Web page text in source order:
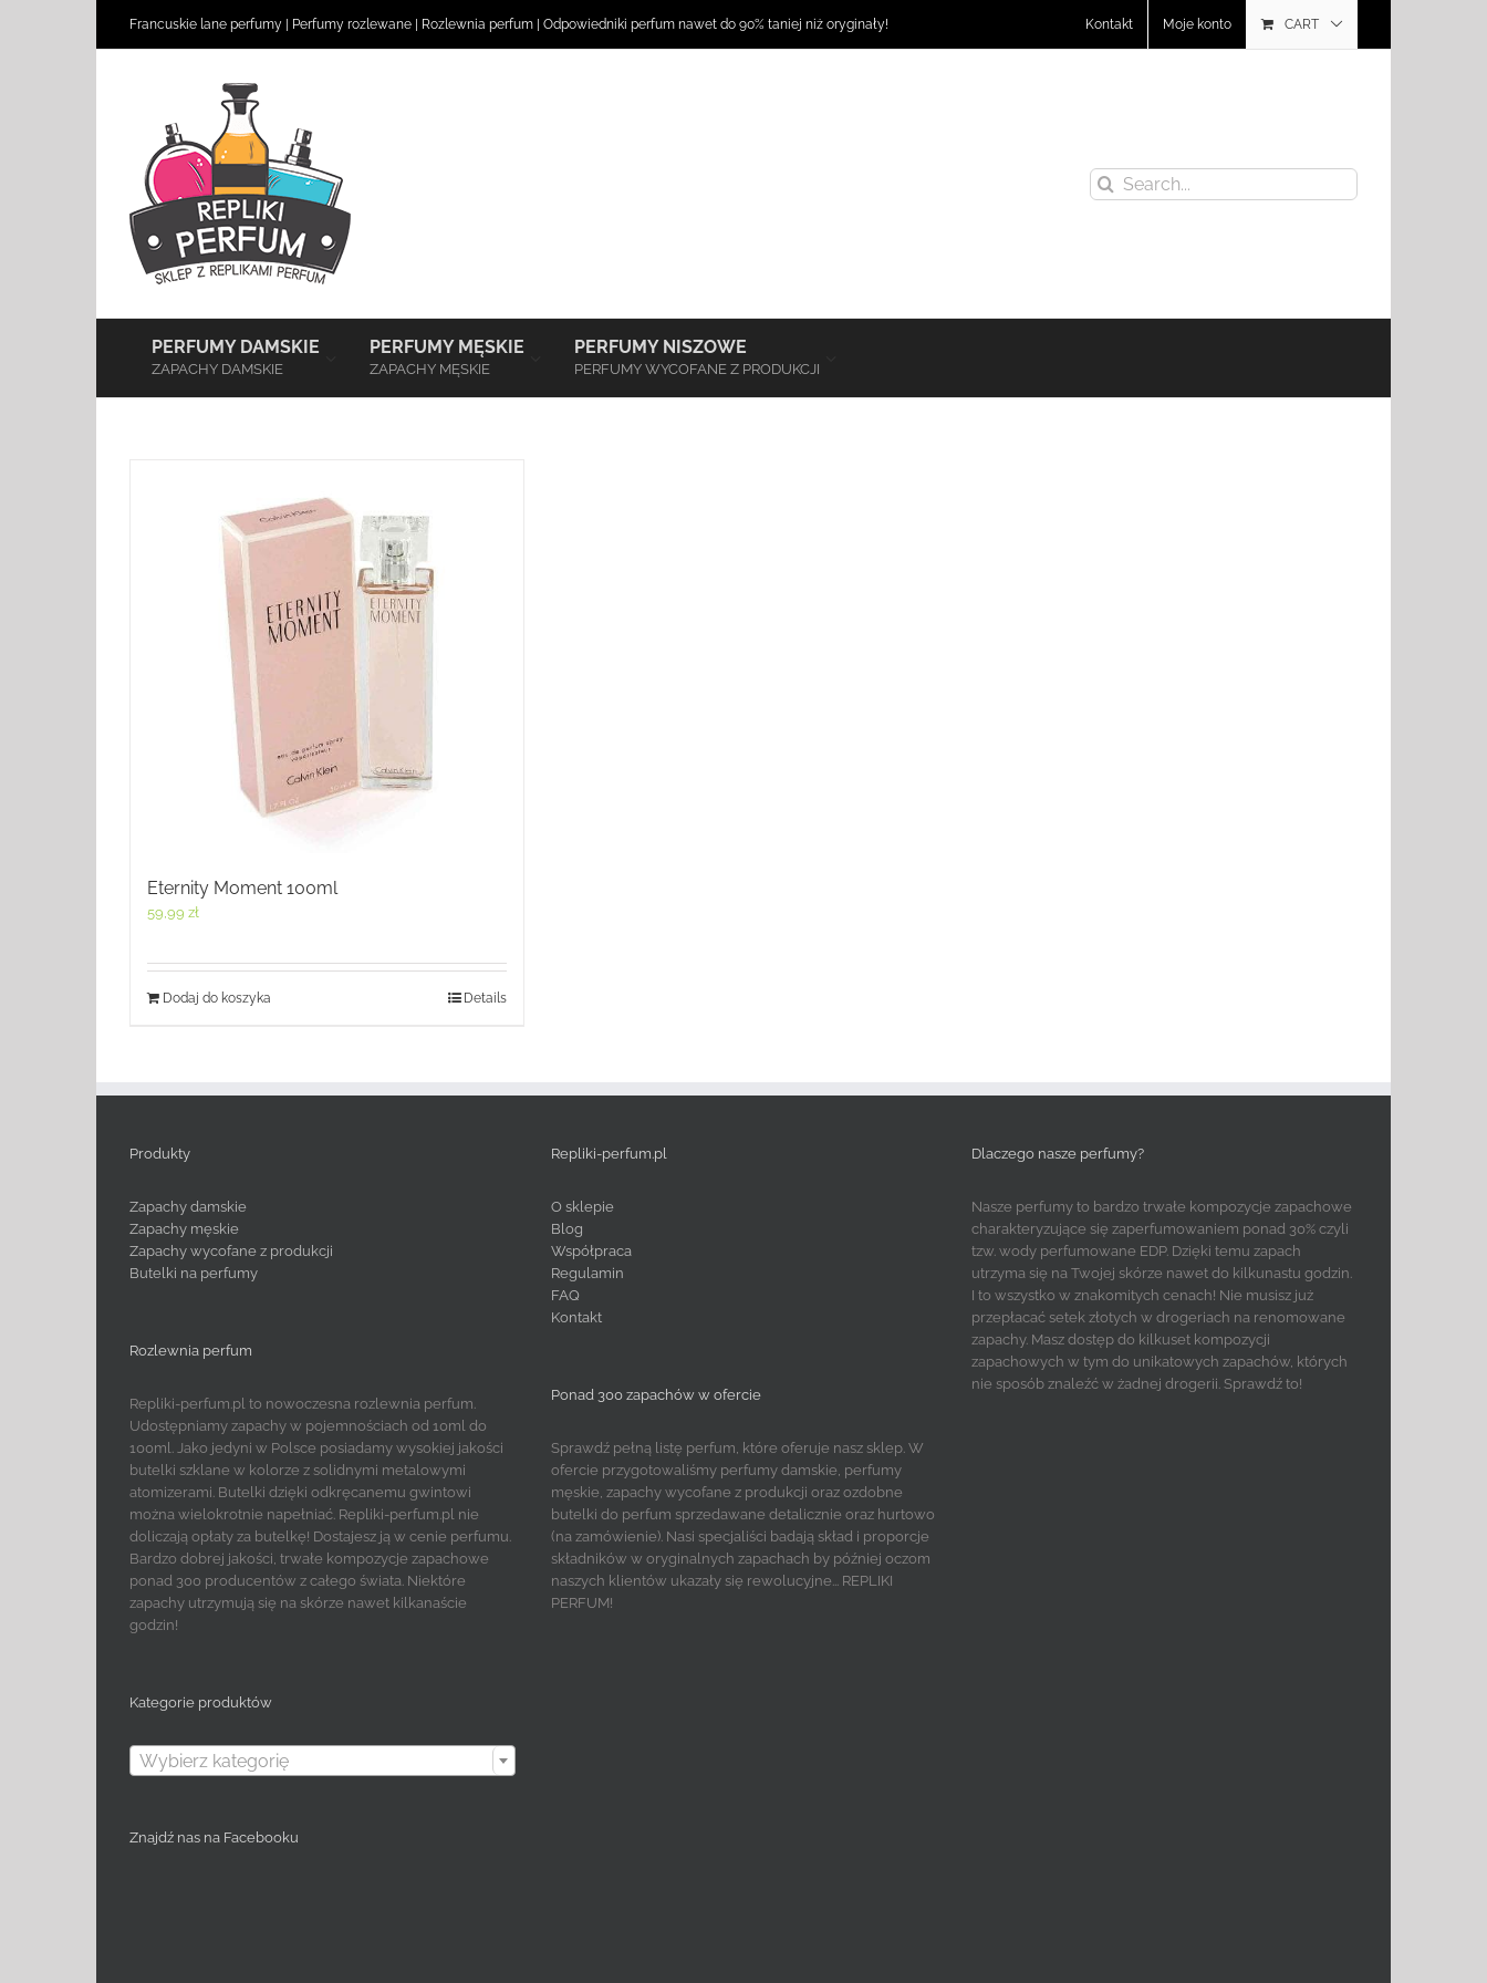
Francuskie lane perfumy Perfumy rozlewane Rozlewnia perfum Odpowiedniki perfum nawet do 90% taniej niż oryginały! Kontakt Moje konto CART
Search
for:
PERFUMY DAMSKIE
ZAPACHY DAMSKIE
PERFUMY MĘSKIE
ZAPACHY MĘSKIE
PERFUMY NISZOWE
PERFUMY WYCOFANE Z PRODUKCJI
Eternity Moment 100ml
59,99 zł
Dodaj do koszyka Details
Produkty
Zapachy damskie
Zapachy męskie
Zapachy wycofane z produkcji
Butelki na perfumy
Rozlewnia perfum
Repliki-perfum.pl to nowoczesna rozlewnia perfum.
Udostępniamy zapachy w pojemnościach od 10ml do
100ml. Jako jedyni w Polsce posiadamy wysokiej jakości
butelki szklane w kolorze z solidnymi metalowymi
atomizerami. Butelki dzięki odkręcanemu gwintowi
można wielokrotnie napełniać. Repliki-perfum.pl nie
doliczają opłaty za butelkę! Dostajesz ją w cenie perfumu.
Bardzo dobrej jakości, trwałe kompozycje zapachowe
ponad 300 producentów z całego świata. Niektóre
zapachy utrzymują się na skórze nawet kilkanaście
godzin!
Kategorie produktów
Wybierz kategorię
Znajdź nas na Facebooku
Repliki-perfum.pl
O sklepie
Blog
Współpraca
Regulamin
FAQ
Kontakt
Ponad 300 zapachów w ofercie
Sprawdź pełną listę perfum, które oferuje nasz sklep. W
ofercie przygotowaliśmy perfumy damskie, perfumy
męskie, zapachy wycofane z produkcji oraz ozdobne
butelki do perfum sprzedawane detalicznie oraz hurtowo
(na zamówienie). Nasi specjaliści badają skład i proporcje
składników w oryginalnych zapachach by później oczom
naszych klientów ukazały się rewolucyjne... REPLIKI
PERFUM!
Dlaczego nasze perfumy?
Nasze perfumy to bardzo trwałe kompozycje zapachowe
charakteryzujące się zaperfumowaniem ponad 30% czyli
tzw. wody perfumowane EDP. Dzięki temu zapach
utrzyma się na Twojej skórze nawet do kilkunastu godzin.
I to wszystko w znakomitych cenach! Nie musisz już
przepłacać setek złotych w drogeriach na renomowane
zapachy. Masz dostęp do kilkuset kompozycji
zapachowych w tym do unikatowych zapachów, których
nie sposób znaleźć w żadnej drogerii. Sprawdź to!